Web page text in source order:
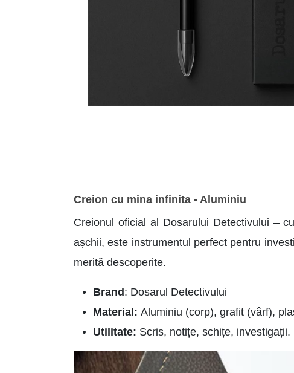
Creion cu mina infinita - Aluminiu
Creionul oficial al Dosarului Detectivului –
așchii, este instrumentul perfect pentru
merită descoperite.
Brand : Dosarul Detectivului
Material: Aluminiu (corp), grafit (vârf),
Utilitate: Scris, notițe, schițe,